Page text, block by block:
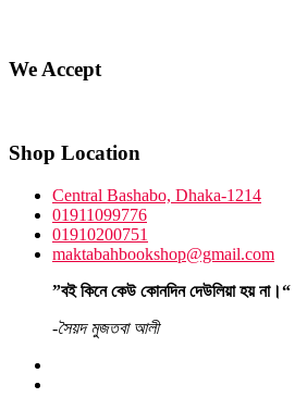
We Accept
Shop Location
Central Bashabo, Dhaka-1214
01911099776
01910200751
maktabahbookshop@gmail.com
”বই কিনে কেউ কোনদিন দেউলিয়া হয় না।“
-সৈয়দ মুজতবা আলী